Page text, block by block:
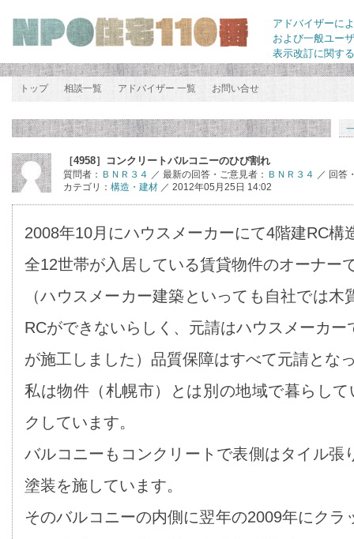
アドバイザーに
および一般ユー
表示改訂に関す
トップ 相談一覧 アドバイザー 一覧 お問い合せ
［4958］コンクリートバルコニーのひび割れ
質問者： ＢＮＲ３４ ／ 最新の回答・ご意見者： ＢＮＲ３４
／ 回答
カテゴリ： 構造・建材 ／ 2012年05月25日 14:02
2008年10月にハウスメーカーにて4階建RC構
全12世帯が入居している賃貸物件のオーナー
（ハウスメーカー建築といっても自社では
RCができないらしく、元請はハウスメーカ
が施工しました）品質保障はすべて元請とな
私は物件（札幌市）とは別の地域で暮らし
クしています。
バルコニーもコンクリートで表側はタイル張
塗装を施しています。
そのバルコニーの内側に翌年の2009年にクラ